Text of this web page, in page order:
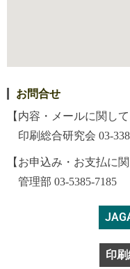
お問合せ
【内容・メールに関して
印刷総合研究会 03-
【お申込み・お支払に関
管理部 03-5385-7185
印